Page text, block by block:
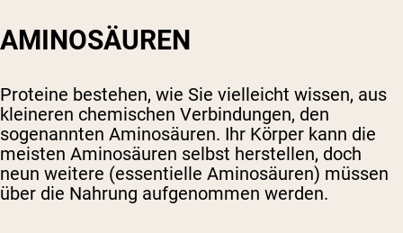
AMINOSÄUREN
Proteine ​​bestehen, wie Sie vielleicht wissen, aus
kleineren chemischen Verbindungen, den
sogenannten Aminosäuren. Ihr Körper kann die
meisten Aminosäuren selbst herstellen, doch
neun weitere (essentielle Aminosäuren) müssen
über die Nahrung aufgenommen werden.